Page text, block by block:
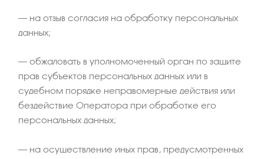
– на отзыв согласия на обработку персональных
данных;
– обжаловать в уполномоченный орган по защите
прав субъектов персональных данных или в
судебном порядке неправомерные действия или
бездействие Оператора при обработке его
персональных данных;
– на осуществление иных прав, предусмотренных